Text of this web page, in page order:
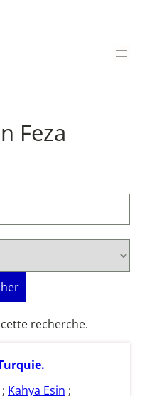
Feza
recherche.
; Kahya Esin ;